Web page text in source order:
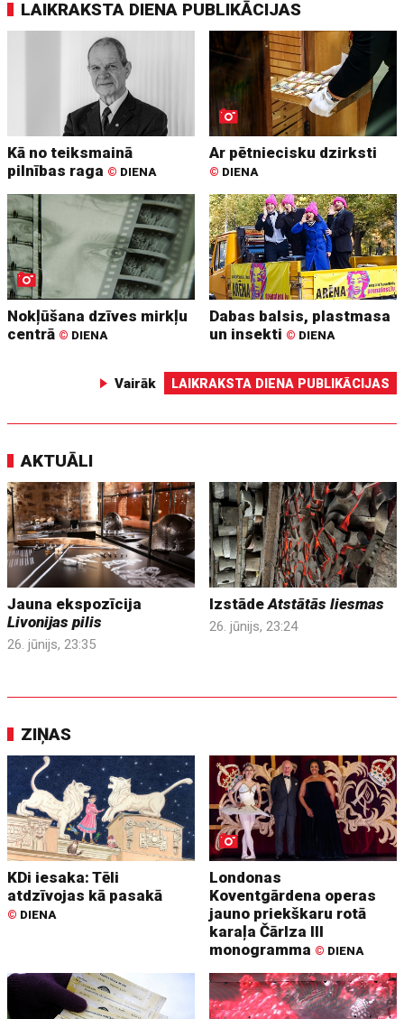
LAIKRAKSTA DIENA PUBLIKĀCIJAS
Kā no teiksmainā
pilnības raga © DIENA
Ar pētniecisku dzirksti
© DIENA
Nokļūšana dzīves mirkļu
centrā © DIENA
Dabas balsis, plastmasa
un insekti © DIENA
Vairāk LAIKRAKSTA DIENA PUBLIKĀCIJAS
AKTUĀLI
Jauna ekspozīcija
Livonijas pilis
26. jūnijs, 23:35
IzstādeAtstātās liesmas
26. jūnijs, 23:24
ZIŅAS
KDi iesaka: Tēli
atdzīvojas kā pasakā
© DIENA
Londonas
Koventgārdena operas
jauno priekškaru rotā
karaļa Čārlza III
monogramma © DIENA